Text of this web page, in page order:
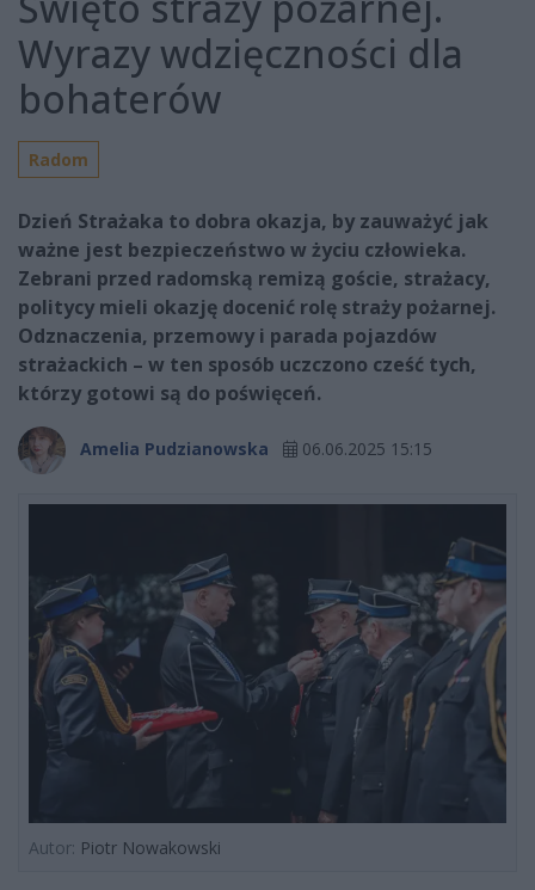
Wyrazy wdzięczności dla
bohaterów
Radom
Dzień Strażaka to dobra okazja, by zauważyć jak
ważne jest bezpieczeństwo w życiu człowieka.
Zebrani przed radomską remizą goście, strażacy,
politycy mieli okazję docenić rolę straży pożarnej.
Odznaczenia, przemowy i parada pojazdów
strażackich – w ten sposób uczczono cześć tych,
którzy gotowi są do poświęceń.
Amelia Pudzianowska 06.06.2025 15:15
Autor: Piotr Nowakowski